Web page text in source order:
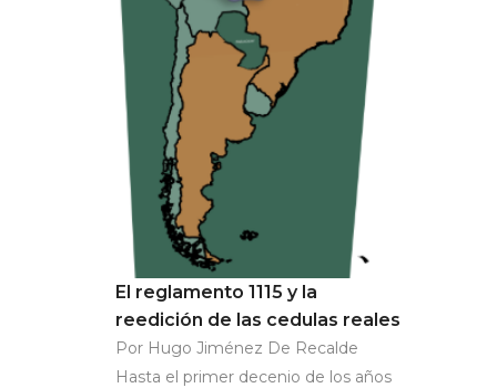
El reglamento 1115 y la
reedición de las cedulas reales
Por Hugo Jiménez De Recalde
Hasta el primer decenio de los años